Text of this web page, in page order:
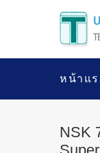
หน้าแร
NSK